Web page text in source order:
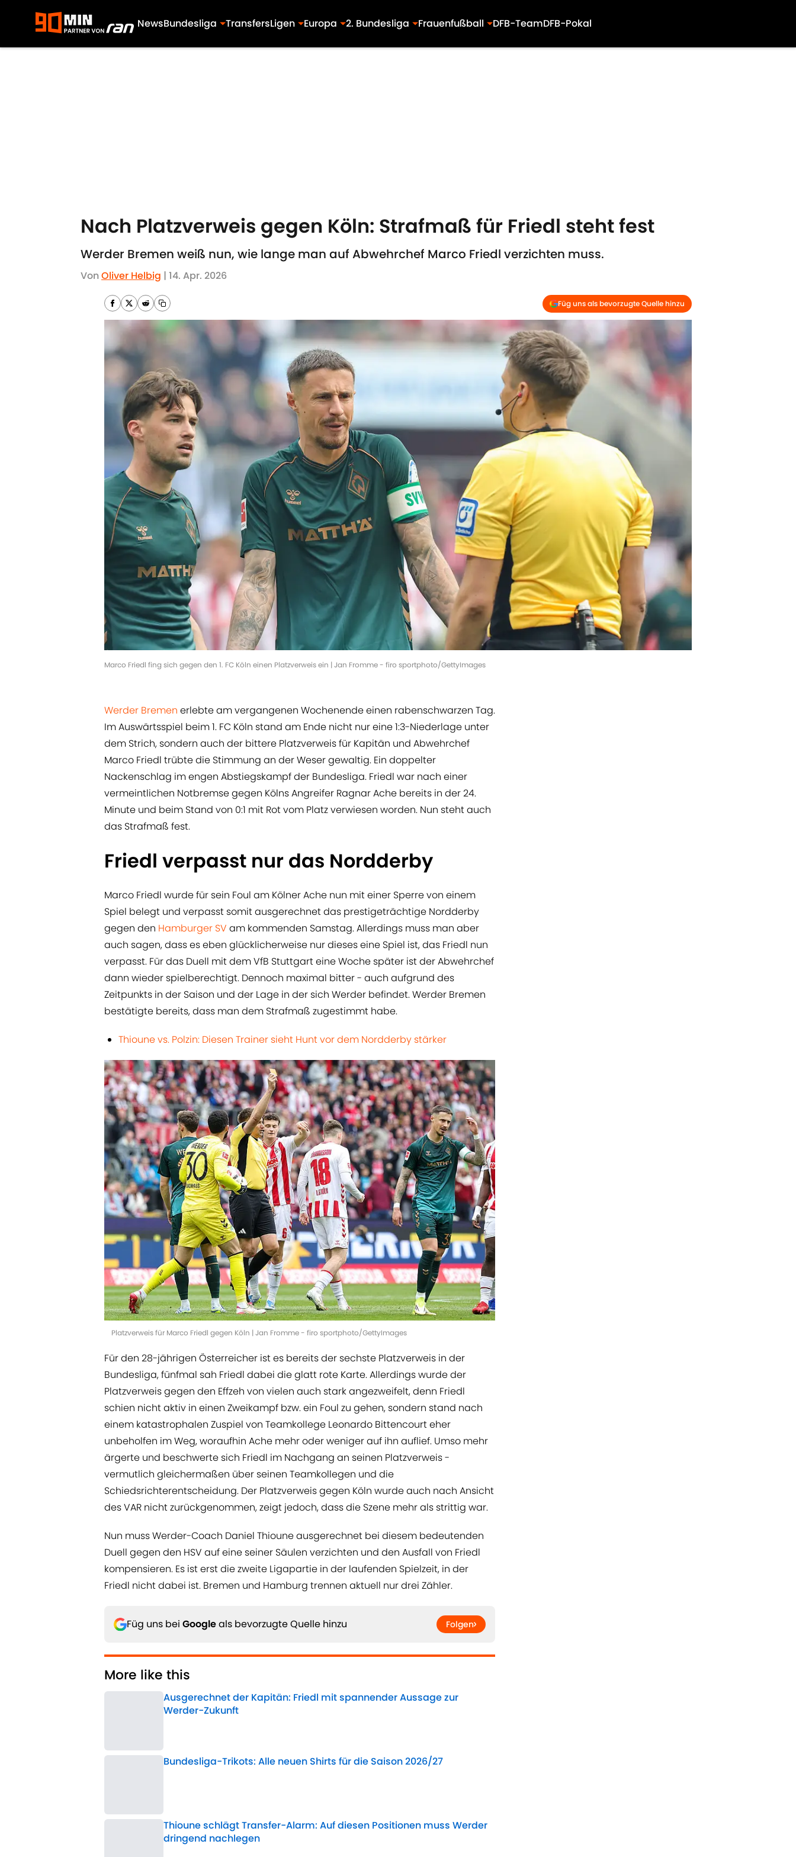
NewsBundesliga TransfersLigen Europa 2. Bundesliga Frauenfußball DFB-TeamDFB-Pokal
Nach Platzverweis gegen Köln: Strafmaß für Friedl steht fest
Werder Bremen weiß nun, wie lange man auf Abwehrchef Marco Friedl verzichten muss.
VonOliver Helbig | 14. Apr. 2026
Füg uns als bevorzugte Quelle hinzu
Marco Friedl fing sich gegen den 1. FC Köln einen Platzverweis ein | Jan Fromme - firo sportphoto/GettyImages
Werder Bremen erlebte am vergangenen Wochenende einen rabenschwarzen Tag.
Im Auswärtsspiel beim 1. FC Köln stand am Ende nicht nur eine 1:3-Niederlage unter
dem Strich, sondern auch der bittere Platzverweis für Kapitän und Abwehrchef
Marco Friedl trübte die Stimmung an der Weser gewaltig. Ein doppelter
Nackenschlag im engen Abstiegskampf der Bundesliga. Friedl war nach einer
vermeintlichen Notbremse gegen Kölns Angreifer Ragnar Ache bereits in der 24.
Minute und beim Stand von 0:1 mit Rot vom Platz verwiesen worden. Nun steht auch
das Strafmaß fest.
Friedl verpasst nur das Nordderby
Marco Friedl wurde für sein Foul am Kölner Ache nun mit einer Sperre von einem
Spiel belegt und verpasst somit ausgerechnet das prestigeträchtige Nordderby
gegen den Hamburger SV am kommenden Samstag. Allerdings muss man aber
auch sagen, dass es eben glücklicherweise nur dieses eine Spiel ist, das Friedl nun
verpasst. Für das Duell mit dem VfB Stuttgart eine Woche später ist der Abwehrchef
dann wieder spielberechtigt. Dennoch maximal bitter - auch aufgrund des
Zeitpunkts in der Saison und der Lage in der sich Werder befindet. Werder Bremen
bestätigte bereits, dass man dem Strafmaß zugestimmt habe.
Thioune vs. Polzin: Diesen Trainer sieht Hunt vor dem Nordderby stärker
Platzverweis für Marco Friedl gegen Köln | Jan Fromme - firo sportphoto/GettyImages
Für den 28-jährigen Österreicher ist es bereits der sechste Platzverweis in der
Bundesliga, fünfmal sah Friedl dabei die glatt rote Karte. Allerdings wurde der
Platzverweis gegen den Effzeh von vielen auch stark angezweifelt, denn Friedl
schien nicht aktiv in einen Zweikampf bzw. ein Foul zu gehen, sondern stand nach
einem katastrophalen Zuspiel von Teamkollege Leonardo Bittencourt eher
unbeholfen im Weg, woraufhin Ache mehr oder weniger auf ihn auflief. Umso mehr
ärgerte und beschwerte sich Friedl im Nachgang an seinen Platzverweis -
vermutlich gleichermaßen über seinen Teamkollegen und die
Schiedsrichterentscheidung. Der Platzverweis gegen Köln wurde auch nach Ansicht
des VAR nicht zurückgenommen, zeigt jedoch, dass die Szene mehr als strittig war.
Nun muss Werder-Coach Daniel Thioune ausgerechnet bei diesem bedeutenden
Duell gegen den HSV auf eine seiner Säulen verzichten und den Ausfall von Friedl
kompensieren. Es ist erst die zweite Ligapartie in der laufenden Spielzeit, in der
Friedl nicht dabei ist. Bremen und Hamburg trennen aktuell nur drei Zähler.
Füg uns bei Googleals bevorzugte Quelle hinzu Folgen
More like this
Ausgerechnet der Kapitän: Friedl mit spannender Aussage zur
Werder-Zukunft
Bundesliga-Trikots: Alle neuen Shirts für die Saison 2026/27
Thioune schlägt Transfer-Alarm: Auf diesen Positionen muss Werder
dringend nachlegen